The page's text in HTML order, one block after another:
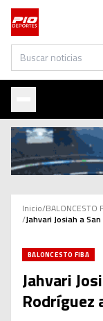
Buscar
Inicio/BALONCESTO
/Jahvari Josiah a
BALONCESTO FIBA
Jahvari
Rodríguez